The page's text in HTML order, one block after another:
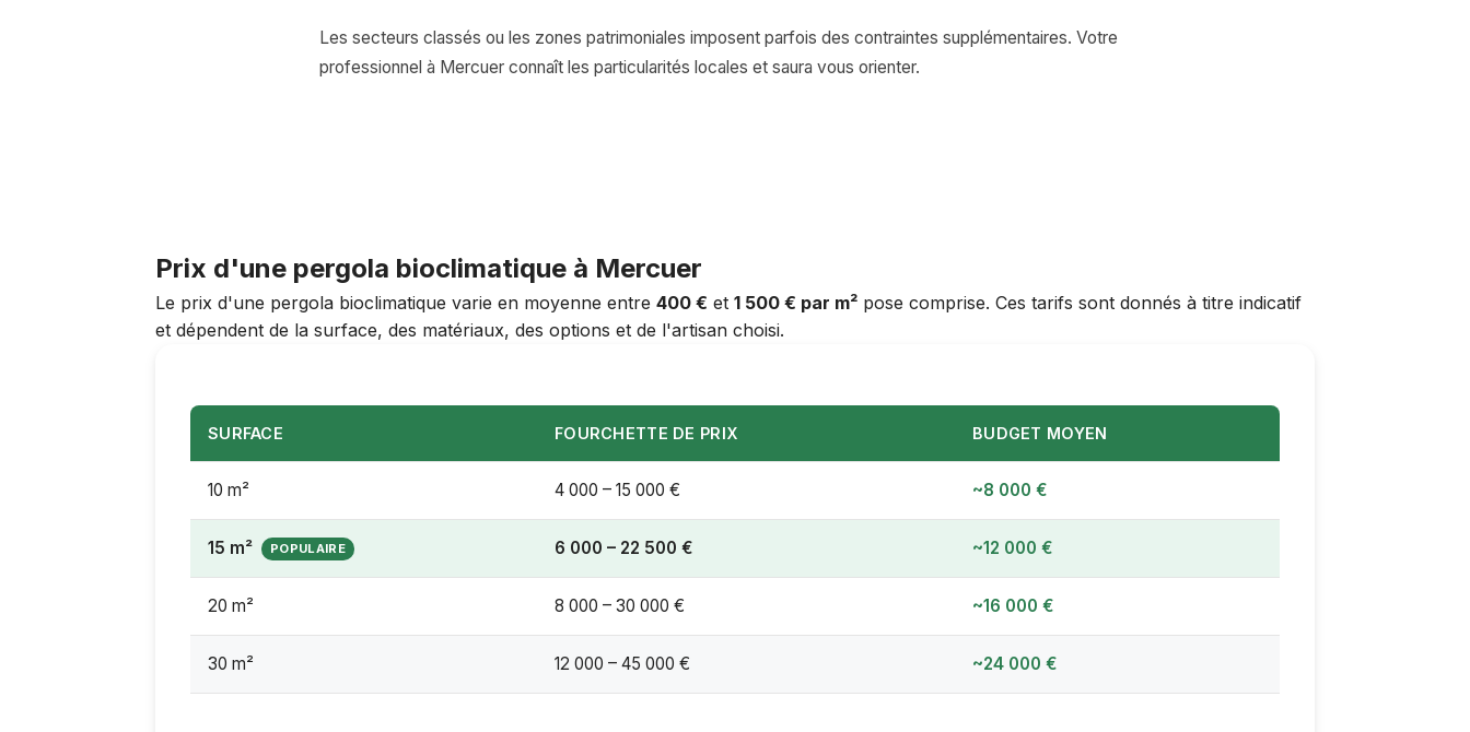
Les secteurs classés ou les zones patrimoniales imposent parfois des contraintes supplémentaires. Votre
professionnel à Mercuer connaît les particularités locales et saura vous orienter.
Prix d'une pergola bioclimatique à Mercuer
Le prix d'une pergola bioclimatique varie en moyenne entre 400 € et 1 500 € par m² pose comprise. Ces tarifs sont donnés à titre indicatif
et dépendent de la surface, des matériaux, des options et de l'artisan choisi.
SURFACE FOURCHETTE DE PRIX BUDGET MOYEN
10 m² 4 000 – 15 000 € ~8 000 €
15 m² 6 000 – 22 500 € ~12 000 €
20 m² 8 000 – 30 000 € ~16 000 €
30 m² 12 000 – 45 000 € ~24 000 €